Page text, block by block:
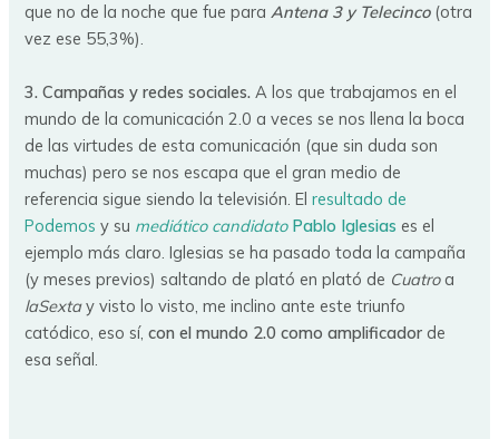
que no de la noche que fue paraAntena 3 y Telecinco(otra
vez ese 55,3%).
3. Campañas y redes sociales. A los que trabajamos en el
mundo de la comunicación 2.0 a veces se nos llena la boca
de las virtudes de esta comunicación (que sin duda son
muchas) pero se nos escapa que el gran medio de
referencia sigue siendo la televisión. Elresultado de
Podemos y su mediático candidato Pablo Iglesias es el
ejemplo más claro. Iglesias se ha pasado toda la campaña
(y meses previos) saltando de plató en plató de Cuatroa
laSextay visto lo visto, me inclino ante este triunfo
catódico, eso sí,con el mundo 2.0 como amplificador de
esa señal.